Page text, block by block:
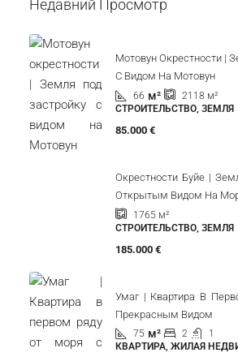
Недавний Просмотр
Мотовун Окрестности |
С Видом На Мотовун
66 м² 2118 м²
СТРОИТЕЛЬСТВО, ЗЕМЛЯ
85.000 €
Окрестности Буйе |
Открытым Видом На
1765 м²
СТРОИТЕЛЬСТВО, ЗЕМЛЯ
185.000 €
Умаг | Квартира В
Прекрасным Видом
75 м² 2
1
КВАРТИРА, ЖИЛАЯ